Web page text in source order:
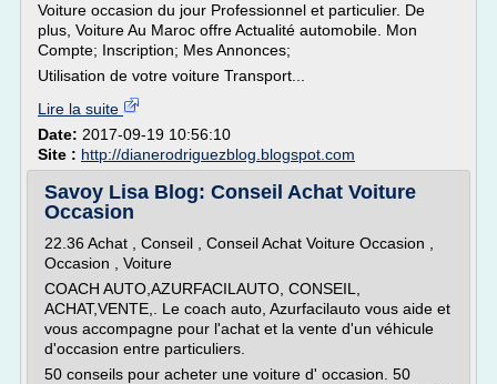
Voiture occasion du jour Professionnel et particulier. De
plus, Voiture Au Maroc offre Actualité automobile. Mon
Compte; Inscription; Mes Annonces;
Utilisation de votre voiture Transport...
Lire la suite
Date: 2017-09-19 10:56:10
Site : http://dianerodriguezblog.blogspot.com
Savoy Lisa Blog: Conseil Achat Voiture
Occasion
22.36 Achat , Conseil , Conseil Achat Voiture Occasion ,
Occasion , Voiture
COACH AUTO,AZURFACILAUTO, CONSEIL,
ACHAT,VENTE,. Le coach auto, Azurfacilauto vous aide et
vous accompagne pour l'achat et la vente d'un véhicule
d'occasion entre particuliers.
50 conseils pour acheter une voiture d' occasion. 50